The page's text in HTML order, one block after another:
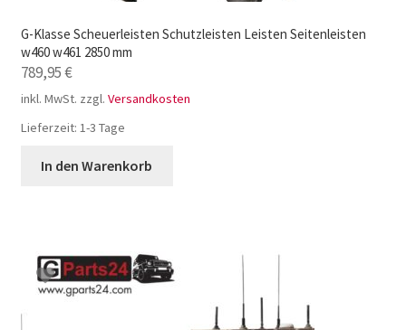
G-Klasse Scheuerleisten Schutzleisten Leisten Seitenleisten
w460 w461 2850 mm
789,95€
inkl. MwSt. zzgl. Versandkosten
Lieferzeit: 1-3 Tage
In den Warenkorb